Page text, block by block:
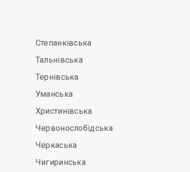
Степанківська
Тальнівська
Тернівська
Уманська
Христинівська
Червонослобідська
Черкаська
Чигиринська